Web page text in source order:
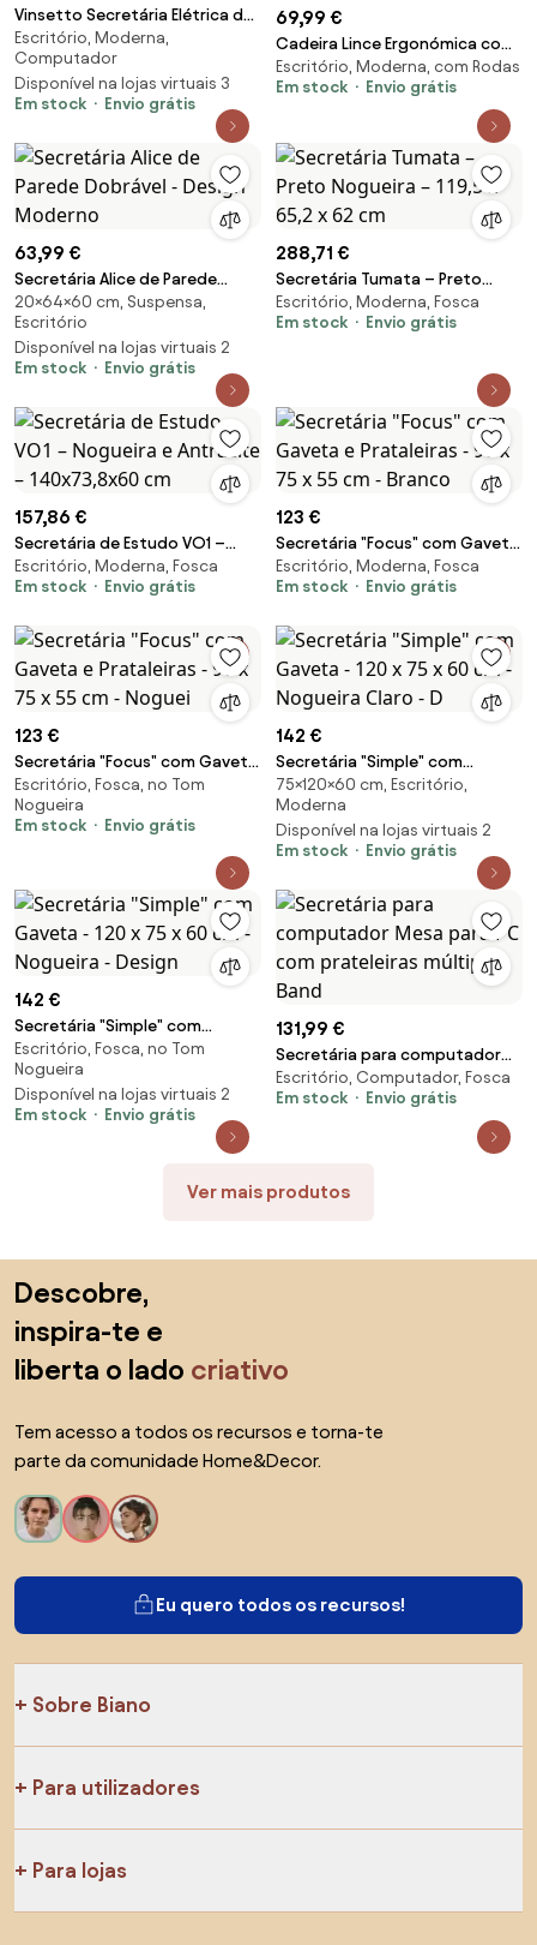
Vinsetto Secretária Elétrica de
Pé com Ajuste Elétrico de Altura
e 4 T
Escritório, Moderna,
Computador
Disponível na lojas virtuais 3
Em stock
Envio grátis
69,99 €
Cadeira Lince Ergonómica com
Estofamento em Couro
Artificial - Branco
Escritório, Moderna, com Rodas
Em stock
Envio grátis
63,99 €
Secretária Alice de Parede
Dobrável - Design Moderno
20×64×60 cm, Suspensa,
Escritório
Disponível na lojas virtuais 2
Em stock
Envio grátis
288,71 €
Secretária Tumata – Preto
Nogueira – 119,5 x 65,2 x 62 cm
Escritório, Moderna, Fosca
Em stock
Envio grátis
157,86 €
Secretária de Estudo VO1 –
Nogueira e Antracite –
140x73,8x60 cm
Escritório, Moderna, Fosca
Em stock
Envio grátis
123 €
Secretária "Focus" com Gaveta
e Prataleiras - 90 x 75 x 55 cm -
Branco
Escritório, Moderna, Fosca
Em stock
Envio grátis
123 €
Secretária "Focus" com Gaveta
e Prataleiras - 90 x 75 x 55 cm -
Noguei
Escritório, Fosca, no Tom
Nogueira
Em stock
Envio grátis
142 €
Secretária "Simple" com
Gaveta - 120 x 75 x 60 cm -
Nogueira Claro - D
75×120×60 cm, Escritório,
Moderna
Disponível na lojas virtuais 2
Em stock
Envio grátis
142 €
Secretária "Simple" com
Gaveta - 120 x 75 x 60 cm -
Nogueira - Design
Escritório, Fosca, no Tom
Nogueira
Disponível na lojas virtuais 2
Em stock
Envio grátis
131,99 €
Secretária para computador
Mesa para PC com prateleiras
múltiplas Band
Escritório, Computador, Fosca
Em stock
Envio grátis
Ver mais produtos
Descobre,
inspira-te e
liberta o lado criativo
Tem acesso a todos os recursos e torna-te
parte da comunidade Home&Decor.
Eu quero todos os recursos!
Sobre Biano
Para utilizadores
Para lojas